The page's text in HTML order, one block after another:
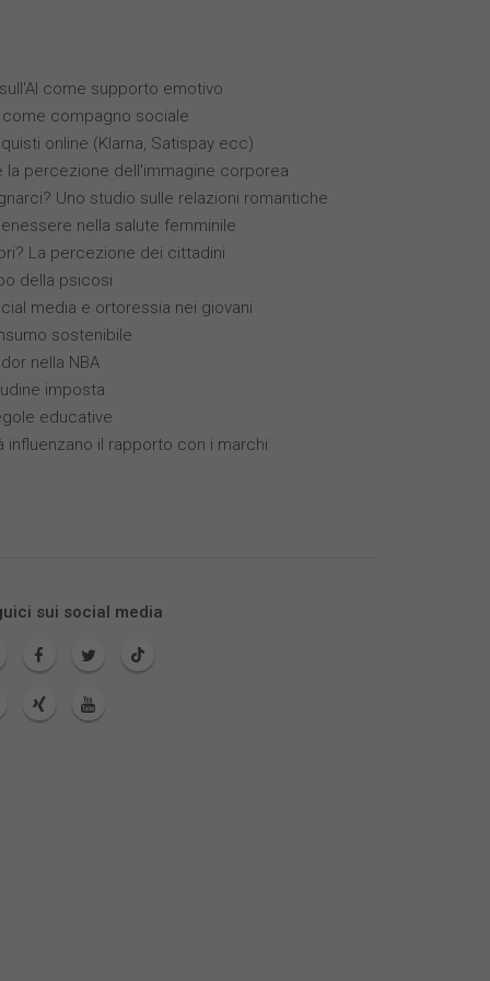
come supporto emotivo
come compagno sociale
online (Klarna, Satispay ecc)
la percezione dell'immagine corporea
Uno studio sulle relazioni romantiche
nella salute femminile
La percezione dei cittadini
della psicosi
media e ortoressia nei giovani
sostenibile
nella NBA
imposta
educative
influenzano il rapporto con i marchi
sui social media